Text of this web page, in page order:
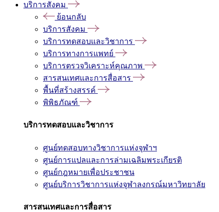
บริการสังคม
ย้อนกลับ
บริการสังคม
บริการทดสอบและวิชาการ
บริการทางการแพทย์
บริการตรวจวิเคราะห์คุณภาพ
สารสนเทศและการสื่อสาร
พื้นที่สร้างสรรค์
พิพิธภัณฑ์
บริการทดสอบและวิชาการ
ศูนย์ทดสอบทางวิชาการแห่งจุฬาฯ
ศูนย์การแปลและการล่ามเฉลิมพระเกียรติ
ศูนย์กฎหมายเพื่อประชาชน
ศูนย์บริการวิชาการแห่งจุฬาลงกรณ์มหาวิทยาลัย
สารสนเทศและการสื่อสาร